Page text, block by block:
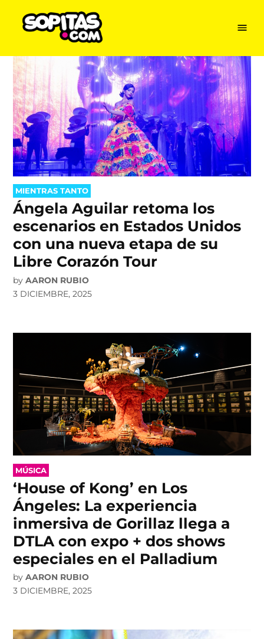
Skip
content
Menu
POSTED
IN
MIENTRAS TANTO
Ángela Aguilar retoma los
escenarios en Estados Unidos
con una nueva etapa de su
Libre Corazón Tour
by AARON RUBIO
3 DICIEMBRE, 2025
POSTED
IN
MÚSICA
‘House of Kong’ en Los
Ángeles: La experiencia
inmersiva de Gorillaz llega a
DTLA con expo + dos shows
especiales en el Palladium
by AARON RUBIO
3 DICIEMBRE, 2025